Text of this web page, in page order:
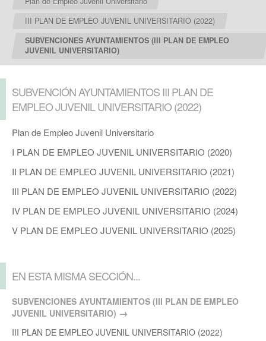
III PLAN DE EMPLEO JUVENIL UNIVERSITARIO (2022)
SUBVENCIONES AYUNTAMIENTOS (III PLAN DE EMPLEO
JUVENIL UNIVERSITARIO)
SUBVENCIÓN AYUNTAMIENTOS III PLAN DE
EMPLEO JUVENIL UNIVERSITARIO (2022)
Plan de Empleo Juvenil Universitario
I PLAN DE EMPLEO JUVENIL UNIVERSITARIO (2020)
II PLAN DE EMPLEO JUVENIL UNIVERSITARIO (2021)
III PLAN DE EMPLEO JUVENIL UNIVERSITARIO (2022)
IV PLAN DE EMPLEO JUVENIL UNIVERSITARIO (2024)
V PLAN DE EMPLEO JUVENIL UNIVERSITARIO (2025)
EN ESTA MISMA SECCIÓN...
SUBVENCIONES AYUNTAMIENTOS (III PLAN DE EMPLEO
JUVENIL UNIVERSITARIO)
III PLAN DE EMPLEO JUVENIL UNIVERSITARIO (2022)